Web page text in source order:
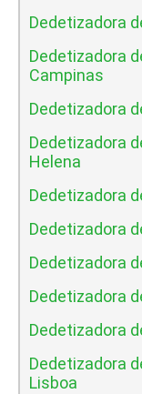
Dedetizadora
Dedetizadora
Campinas
Dedetizadora
Dedetizadora
Helena
Dedetizadora
Dedetizadora
Dedetizadora
Dedetizadora
Dedetizadora
Dedetizadora
Lisboa